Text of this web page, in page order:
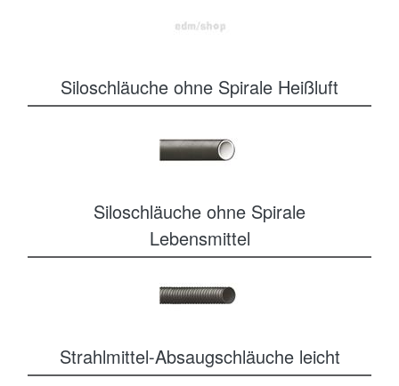
Siloschläuche ohne Spirale Heißluft
Siloschläuche ohne Spirale
Lebensmittel
Strahlmittel-Absaugschläuche leicht